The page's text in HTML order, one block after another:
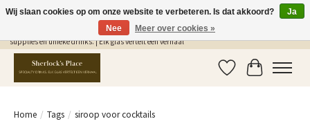
Gratis Verzending in NL vanaf €75,- | Sherlocks Place: dé plek voor MONIN siropen, bar
supplies en unieke drinks. | Elk glas vertelt een verhaal
Verlanglijst
Home / Tags / siroop voor cocktails
Wij slaan cookies op om onze website te verbeteren. Is dat akkoord?
Ja
Nee
Meer over cookies »